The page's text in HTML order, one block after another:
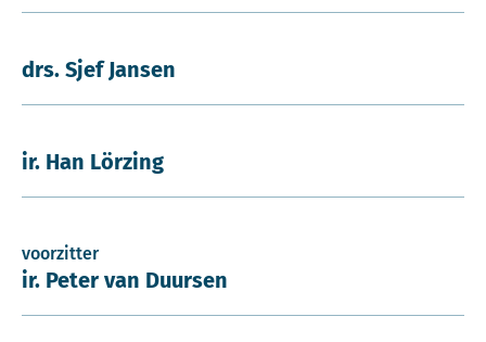
drs. Sjef Jansen
ir. Han Lörzing
voorzitter
ir. Peter van Duursen